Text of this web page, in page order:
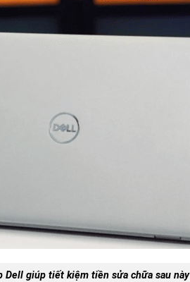
Dell giúp tiết kiệm tiền sửa chữa sau này